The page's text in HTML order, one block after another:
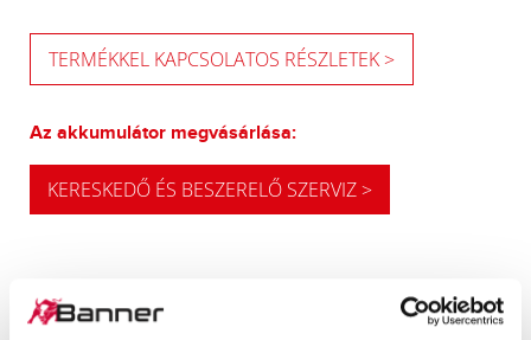
TERMÉKKEL KAPCSOLATOS RÉSZLETEK >
Az akkumulátor megvásárlása:
KERESKEDŐ ÉS BESZERELŐ SZERVIZ >
FRISSÍTÉSI JAVASLATUNK